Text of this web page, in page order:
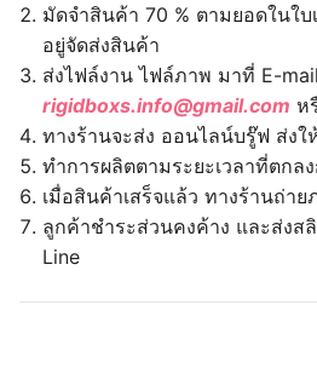
มัดจำสินค้า 70 % ตามยอดในใ
อยู่จัดส่งสินค้า
ส่งไฟล์งาน ไฟล์ภาพ มาที่ E-
rigidboxs.info@gmail.com ห
ทางร้านจะส่ง ออนไลน์บรู๊ฟ ส่ง
ทำการผลิตตามระยะเวลาที่ตกล
เมื่อสินค้าเสร็จแล้ว ทางร้านถ่า
ลูกค้าชำระส่วนคงค้าง และส่งส
Line